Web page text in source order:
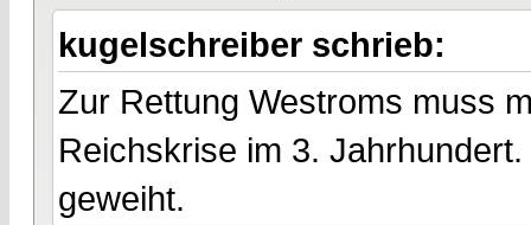
kugelschreiber schrieb:
Zur Rettung Westroms muss
Reichskrise im 3.
geweiht.